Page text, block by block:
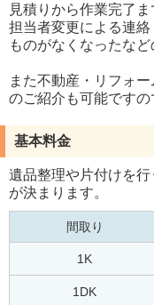
見積りから作業完了
担当者変更による連
ものがなくなったな
また不動産・リフォ
のご紹介も可能ですの
基本料金
遺品整理や片付けを
が決まります。
間取り
1K
1DK